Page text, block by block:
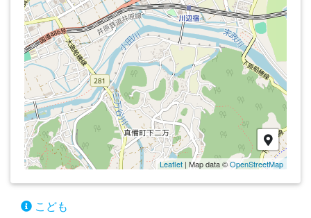
Leaflet | Map data ©OpenStreetMap
こども